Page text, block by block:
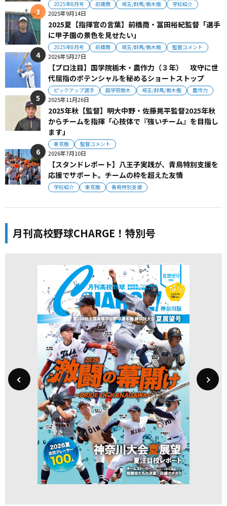
2025年8月号 前橋商 埼玉/群馬/栃木版 学校紹介
2025年9月14日
2025夏【指揮官の言葉】前橋商・冨田裕紀監督「選手
に甲子園の景色を見せたい」
2025年8月号 前橋商 埼玉/群馬/栃木版 監督コメント
2026年5月27日
【プロ注目】国学院栃木・農作力（３年） 攻守に世
代屈指のポテンシャルを秘めるショートストップ
ピックアップ選手 国学院栃木 埼玉/群馬/栃木版 農作力
2025年11月26日
2025年秋【監督】明大中野・佐藤晃平監督2025年秋
からチームを指揮「心技体で『強いチーム』を目指し
ます」
東京版 監督コメント
2026年7月10日
【スタンドレポート】八王子実践が、青鳥特別支援を
応援でサポート。チームの枠を超えた友情
学校紹介 東京版 青鳥特別支援
月刊高校野球CHARGE！特別号